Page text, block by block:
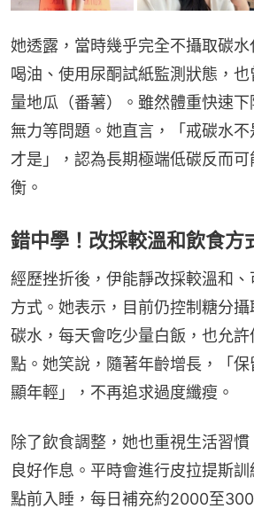
她透露，當時幾乎完全不攝取碳
喝油、使用尿酮試紙監測狀態，
量地瓜（番薯）。雖然體重快速
無力等問題。她直言，「戒碳水
才是」，認為長期極端低碳反而
衡。
錯中學！改採較溫和飲食方
經歷挫折後，伊能靜改採較溫和
方式。她表示，目前仍控制糖分
碳水，每天會吃少量白飯，也允
點。她笑說，隨著年齡增長，「
顯年輕」，不再追求過度纖瘦。
除了飲食調整，她也重視生活習
良好作息。平時會進行皮拉提斯訓
點前入睡，每日補充約2000至